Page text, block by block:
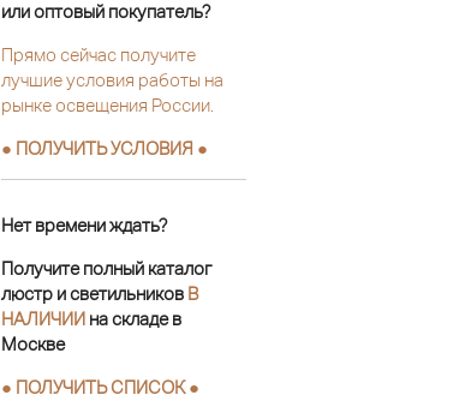
или оптовый покупатель?
Прямо сейчас получите
лучшие условия работы на
рынке освещения России.
● ПОЛУЧИТЬ УСЛОВИЯ ●
Нет времени ждать?
Получите полный каталог
люстр и светильников В
НАЛИЧИИ на складе в
Москве
● ПОЛУЧИТЬ СПИСОК ●